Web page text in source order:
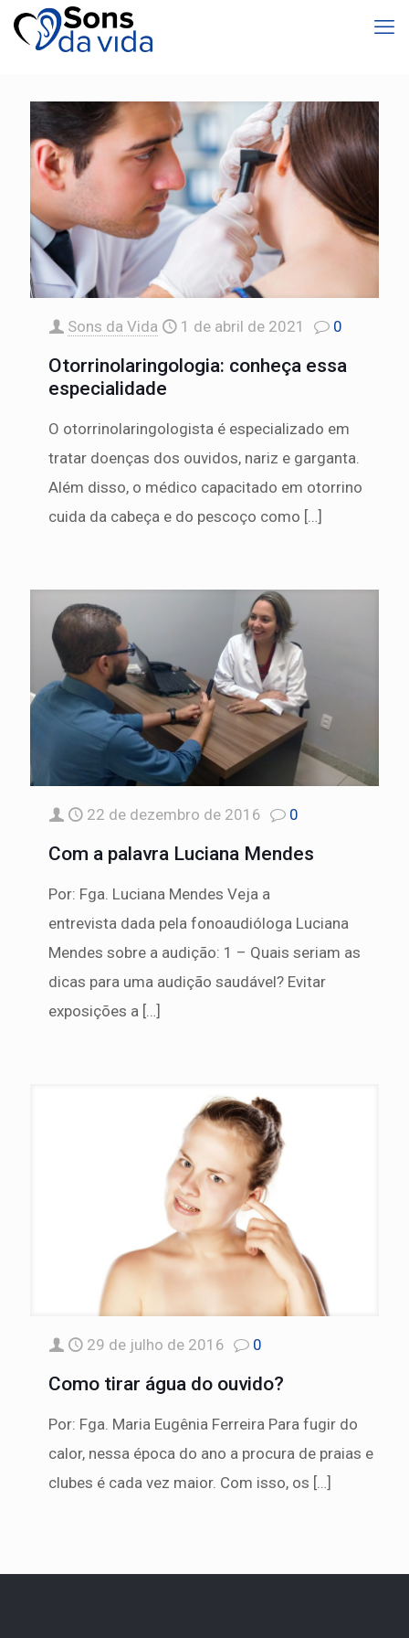
Sons da Vida 1 de abril de 2021 0
Otorrinolaringologia: conheça essa
especialidade
O otorrinolaringologista é especializado em
tratar doenças dos ouvidos, nariz e garganta.
Além disso, o médico capacitado em otorrino
cuida da cabeça e do pescoço como […]
22 de dezembro de 2016 0
Com a palavra Luciana Mendes
Por: Fga. Luciana Mendes Veja a
entrevista dada pela fonoaudióloga Luciana
Mendes sobre a audição: 1 – Quais seriam as
dicas para uma audição saudável? Evitar
exposições a […]
29 de julho de 2016 0
Como tirar água do ouvido?
Por: Fga. Maria Eugênia Ferreira Para fugir do
calor, nessa época do ano a procura de praias e
clubes é cada vez maior. Com isso, os […]